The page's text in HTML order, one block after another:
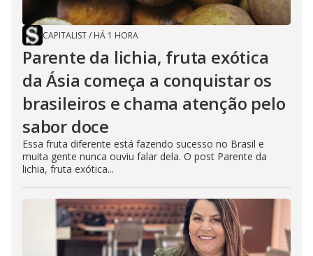
CAPITALIST/ HÁ 1 HORA
Parente da lichia, fruta exótica
da Ásia começa a conquistar os
brasileiros e chama atenção pelo
sabor doce
Essa fruta diferente está fazendo sucesso no Brasil e
muita gente nunca ouviu falar dela. O post Parente da
lichia, fruta exótica...